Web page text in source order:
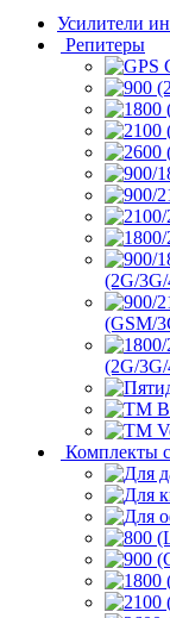
Усилители
Репитеры
(2G/
(GSM/
(2G/
Комплекты